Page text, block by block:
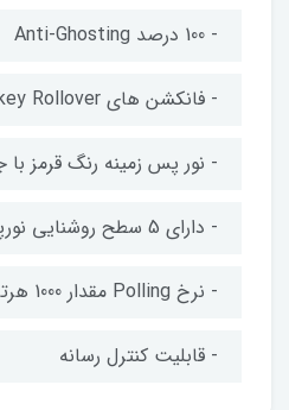
- 100 درصد Anti-Ghosting
- فانکشن های N-key Rollover
- نور پس زمینه رنگ قرمز با
- دارای 5 سطح روشنایی نورپردازی
- نرخ Polling مقدار 1000 هرتز
- قابلیت کنترل رسانه